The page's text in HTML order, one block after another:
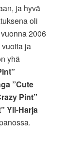
ja hyvä
oli
2006
ja
yhä
”Cute
Pint”
Yli-Harja